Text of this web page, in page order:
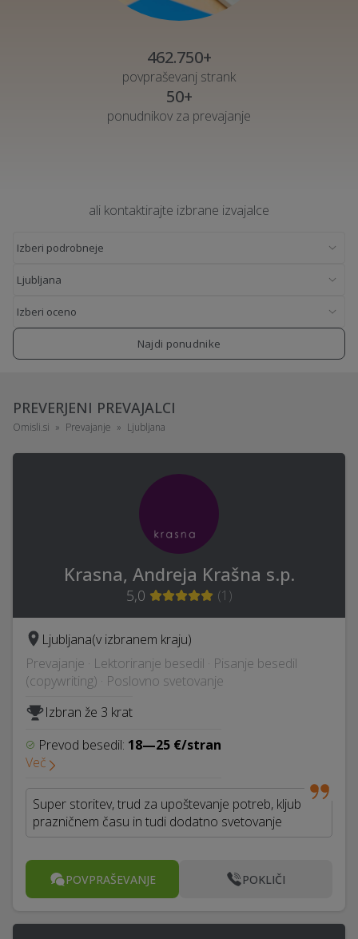
462.750+
povpraševanj strank
50+
ponudnikov za prevajanje
ali kontaktirajte izbrane izvajalce
Najdi ponudnike
PREVERJENI PREVAJALCI
Omisli.si Prevajanje Ljubljana
Krasna, Andreja Krašna s.p.
5,0 (1 )
Ljubljana(v izbranem kraju)
Prevajanje · Lektoriranje besedil · Pisanje besedil
(copywriting) · Poslovno svetovanje
Izbran že 3 krat
Prevod besedil: 18—25 €/stran
Več
Super storitev, trud za upoštevanje potreb, kljub
prazničnem času in tudi dodatno svetovanje
POVPRAŠEVANJE POKLIČI